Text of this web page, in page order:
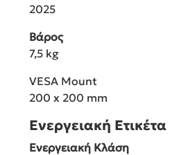
2025
Βάρος
7,5 kg
VESA Mount
200 x 200 mm
Ενεργειακή Ετικέτα
Ενεργειακή Κλάση